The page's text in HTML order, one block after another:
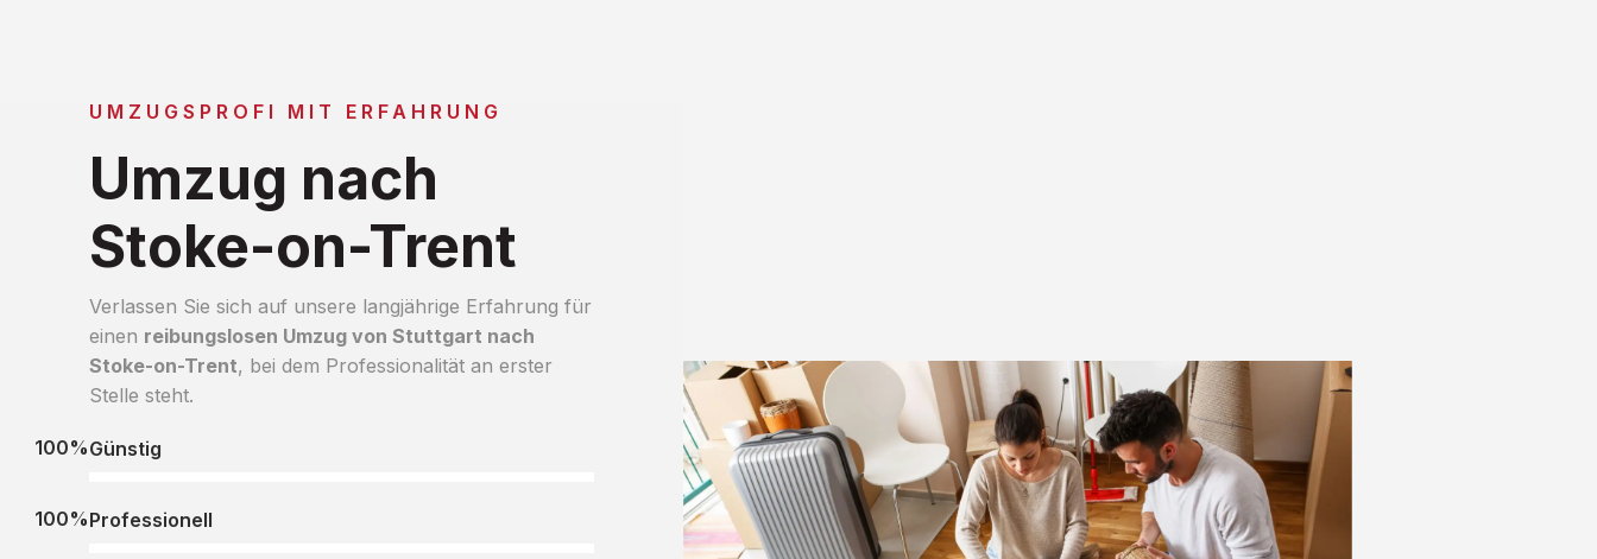
UMZUGSPROFI MIT ERFAHRUNG
Umzug nach
Stoke-on-Trent
Verlassen Sie sich auf unsere langjährige Erfahrung für
einen reibungslosen Umzug von Stuttgart nach
Stoke-on-Trent, bei dem Professionalität an erster
Stelle steht.
Günstig
100%
Professionell
100%